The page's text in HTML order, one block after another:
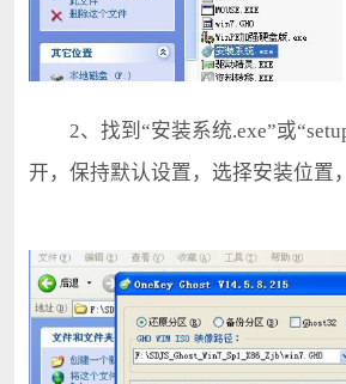
2、找到“安装系统.exe”或
开，保持默认设置，选择安装位置